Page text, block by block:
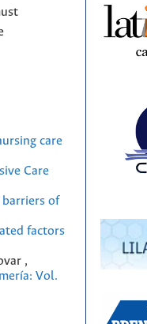
care
Care
barriers of
factors
,
Vol.